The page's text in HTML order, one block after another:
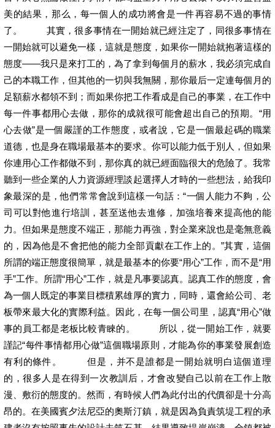
美的結果，那么，每一個人的成功將會是一件再容易不過的事情
了。 其實，很多事情在一開始就已經注定了，同很多事情在
一開始就可以避免一樣，這就是態度，如果你一開始就抱著這樣的
態度——我只是來打工的，為了拿到每個月的薪水，我必須完成自
己的本職工作，但其他的一切與我無關，那你最后一定連每個月的
足額薪水都領不到；而如果你把工作看成是自己的事業，在工作中
每一件事都用心去做，那你的成就很可能會超出自己的預期。“用
心去做”是一個嚴謹的工作態度，或者說，它是一個最起碼的職業
道德，也是身在職場最基本的要求。你可以能力低于別人，但如果
你連用心工作都做不到，那你真的就已經面臨很大的危險了。我常
聽到一些企業的人力資源經理談起選擇人才時的一些想法，給我印
象最深的是，他們常常會說到這樣一句話：“一個人能力不夠，公
司可以對他進行培訓，甚至送他去進修，加強培養來提高他的能
力。但如果是態度不端正，那能力再強，對企業來說也是毫無意義
的，因為他是不會把他的能力全部貢獻在工作上的。”其實，這個
所謂的端正態度很簡單，就是最基本的你要“用心”工作，而不是“用
手”工作。所謂“用心”工作，就是凡事要認真。認真工作的態度，會
為一個人既定的事業目標積累雄厚的實力，同時，還會給公司、老
板帶來最大化的實際利益。因此，在每一個公司里，認真“用心”做
事的員工都是老板比較青睞的。 所以，從一開始工作，就要
謹記“每件事情都用心做”這個職場原則，才能為你的事業發展創造
有利的條件。 但是，并不是誰都是一開始就明白這個道理
的，很多人是在得到一次教訓后，才會改變自己以前在工作上散
漫、敷衍的態度的。然而，有時候人們為此付出的代價卻是十分高
昂的。在美國賓夕法尼亞的奧斯汀鎮，就是因為負責筑堤工程的承